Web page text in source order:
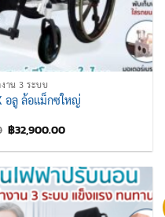
าน 3 ระบบ
อลู ล้อแม็กซใหญ่
Original
price
was:
฿32,900.00Current
is: